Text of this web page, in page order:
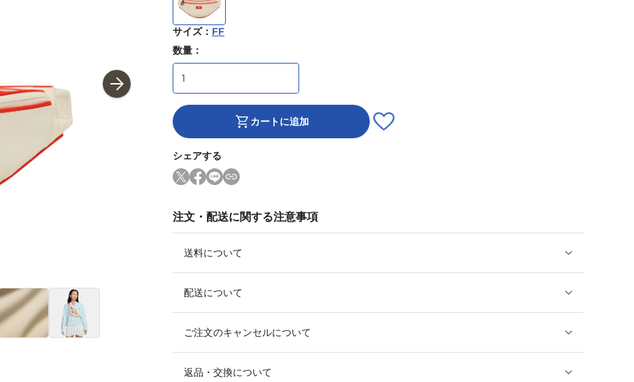
サイズ： FF
数量：
カートに追加
シェアする
注文・配送に関する注意事項
送料について
配送について
ご注文のキャンセルについて
返品・交換について